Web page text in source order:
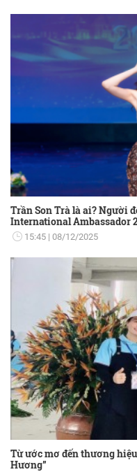
Trần Son Trà là ai? Người
International Ambassador
15:45 08/12/2025
Từ ước mơ đến thương
Hương”